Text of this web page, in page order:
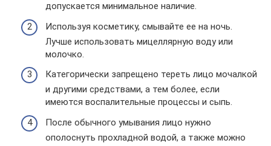
допускается минимальное наличие.
Используя косметику, смывайте ее на ночь.
Лучше использовать мицеллярную воду или
молочко.
Категорически запрещено тереть лицо мочалкой
и другими средствами, а тем более, если
имеются воспалительные процессы и сыпь.
После обычного умывания лицо нужно
ополоснуть прохладной водой, а также можно